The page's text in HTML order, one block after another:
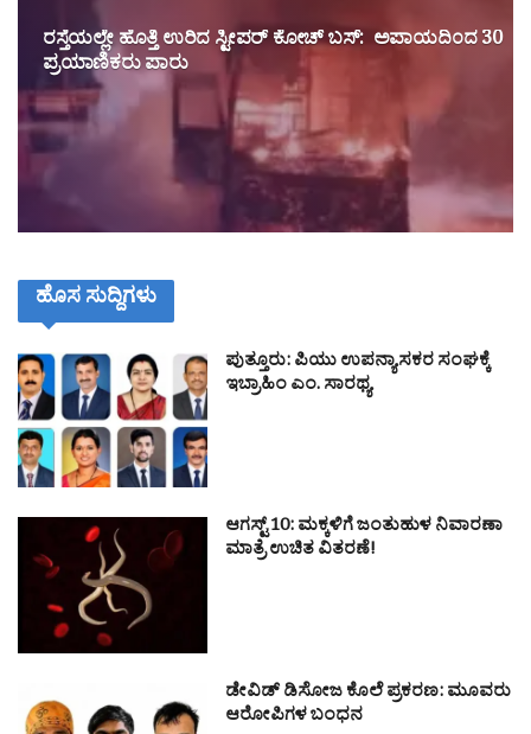
ರಸ್ತೆಯಲ್ಲೇ ಹೊತ್ತಿ ಉರಿದ ಸ್ಟೀಪರ್ ಕೋಚ್ ಬಸ್: ಅಪಾಯದಿಂದ 30
ಪ್ರಯಾಣಿಕರು ಪಾರು
ಹೊಸ ಸುದ್ದಿಗಳು
ಪುತ್ತೂರು: ಪಿಯು ಉಪನ್ಯಾಸಕರ ಸಂಘಕ್ಕೆ
ಇಬ್ರಾಹಿಂ ಎಂ. ಸಾರಥ್ಯ
ಆಗಸ್ಟ್ 10: ಮಕ್ಕಳಿಗೆ ಜಂತುಹುಳ ನಿವಾರಣಾ
ಮಾತ್ರೆ ಉಚಿತ ವಿತರಣೆ!
ಡೇವಿಡ್ ಡಿಸೋಜ ಕೊಲೆ ಪ್ರಕರಣ: ಮೂವರು
ಆರೋಪಿಗಳ ಬಂಧನ